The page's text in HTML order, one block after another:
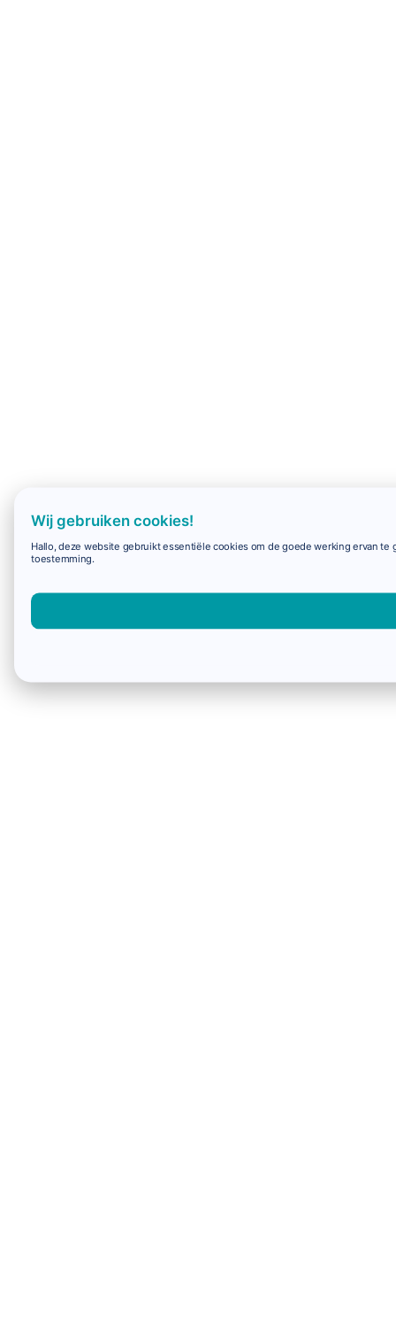
Wij gebruiken cookies!
Hallo, deze website gebruikt essentiële cookies om de goede werking ervan
toestemming.